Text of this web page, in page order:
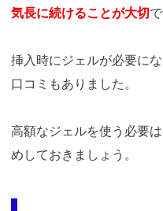
気長に続けることが大切で
挿入時にジェルが必要にな
口コミもありました。
高額なジェルを使う必要
めしておきましょう。